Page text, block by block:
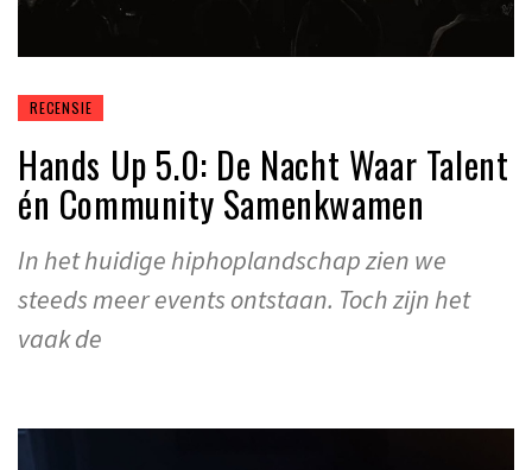
RECENSIE
Hands Up 5.0: De Nacht Waar Talent
én Community Samenkwamen
In het huidige hiphoplandschap zien we
steeds meer events ontstaan. Toch zijn het
vaak de